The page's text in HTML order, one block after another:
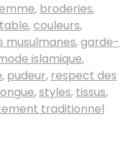
, broderies,
,couleurs,
musulmanes,garde-
islamique,
, pudeur, respect des
,styles, tissus,
traditionnel